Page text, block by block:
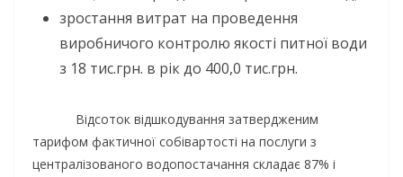
зростання витрат на проведення
виробничого контролю якості питної води
з 18 тис.грн. в рік до 400,0 тис.грн.
Відсоток відшкодування затвердженим
тарифом фактичної собівартості на послуги з
централізованого водопостачання складає 87% і